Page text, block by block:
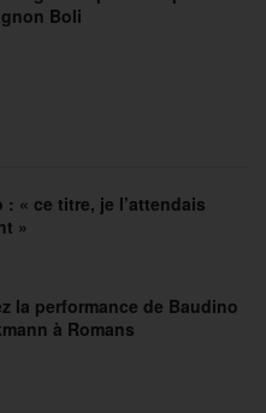
Boli
« ce titre, je l’attendais
»
la performance de Baudino
à Romans